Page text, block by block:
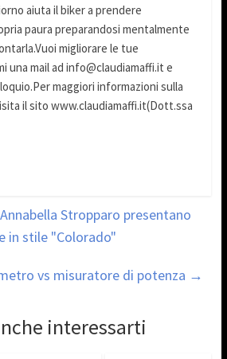
aiuta il biker a prendere
paura preparandosi mentalmente
migliorare le tue
una mail ad info@claudiamaffi.it e
maggiori informazioni sulla
il sito www.claudiamaffi.it(Dott.ssa
Stropparo presentano
in stile "Colorado"
vs misuratore di potenza →
interessarti